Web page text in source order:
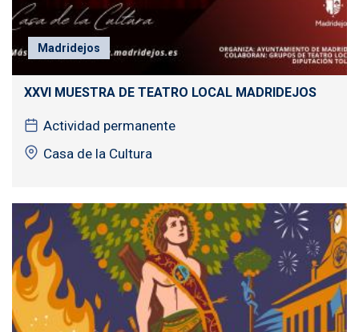
Madridejos
XXVI MUESTRA DE TEATRO LOCAL MADRIDEJOS
Actividad permanente
Casa de la Cultura